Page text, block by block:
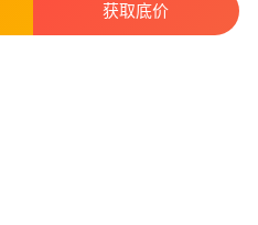
获取底价